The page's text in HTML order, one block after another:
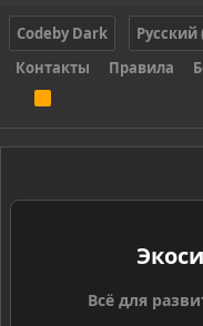
Codeby Dark
Русский
Контакты
Правила
S
Всё для